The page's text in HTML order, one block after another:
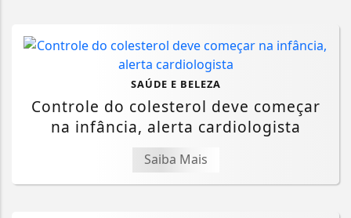
SAÚDE E BELEZA
Controle do colesterol deve começar
na infância, alerta cardiologista
Saiba Mais